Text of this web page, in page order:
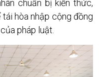
chuẩn bị kiến thức,
hòa nhập cộng đồng
pháp luật.